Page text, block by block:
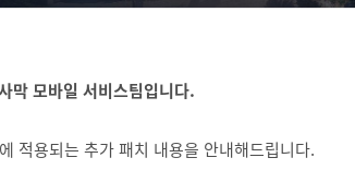
막 모바일 서비스팀입니다.
적용되는 추가 패치 내용을 안내해드립니다.